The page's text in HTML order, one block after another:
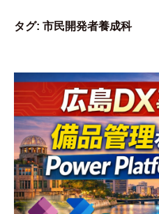
社
ッ
ト
ゼ
ミ
を
る
タグ: 市民開発者養成科
ミ